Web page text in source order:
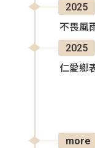
2025
不畏風
2025
仁愛鄉
more